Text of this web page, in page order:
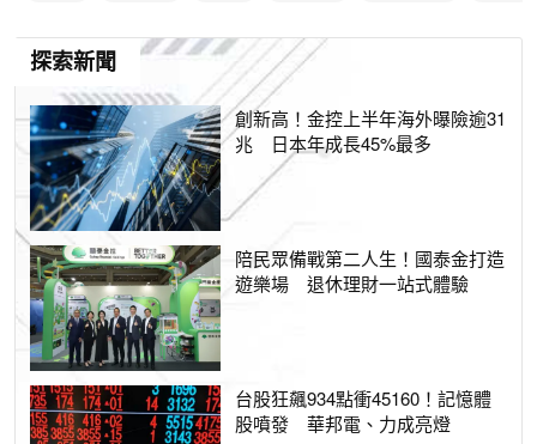
探索新聞
創新高！金控上半年海外曝險逾31
兆 日本年成長45%最多
陪民眾備戰第二人生！國泰金打造
遊樂場 退休理財一站式體驗
台股狂飆934點衝45160！記憶體
股噴發 華邦電、力成亮燈